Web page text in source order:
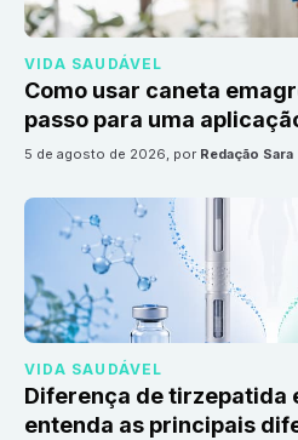
VIDA SAUDÁVEL
Como usar caneta
passo para uma
5 de agosto de 2026, por Redação Sara
VIDA SAUDÁVEL
Diferença de tirzepatida
entenda as principais